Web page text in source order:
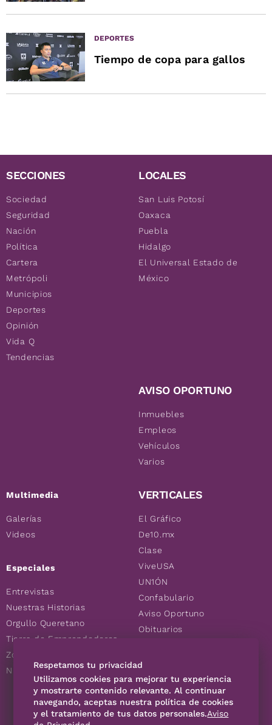
DEPORTES
Tiempo de copa para gallos
SECCIONES
Sociedad
Seguridad
Nación
Política
Cartera
Metrópoli
Municipios
Deportes
Opinión
Vida Q
Tendencias
Multimedia
Galerías
Videos
Especiales
Entrevistas
Nuestras Historias
Orgullo Queretano
Tierra de Emprendedores
Zoociales
Nuevos Queretanos
LOCALES
San Luis Potosí
Oaxaca
Puebla
Hidalgo
El Universal Estado de
México
AVISO OPORTUNO
Inmuebles
Empleos
Vehículos
Varios
VERTICALES
El Gráfico
De10.mx
Clase
ViveUSA
UN1ÓN
Confabulario
Aviso Oportuno
Obituarios
Consultas
SÍGUENOS
Respetamos tu privacidad
Utilizamos cookies para mejorar tu experiencia
y mostrarte contenido relevante. Al continuar
navegando, aceptas nuestra política de cookies
y el tratamiento de tus datos personales.Aviso